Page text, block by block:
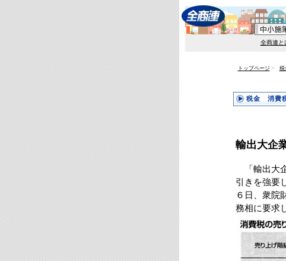
全商連と
トップページ > 税
税金 消費
輸出大企
「輸出大
引きを強要
６日、衆院
務相に要求